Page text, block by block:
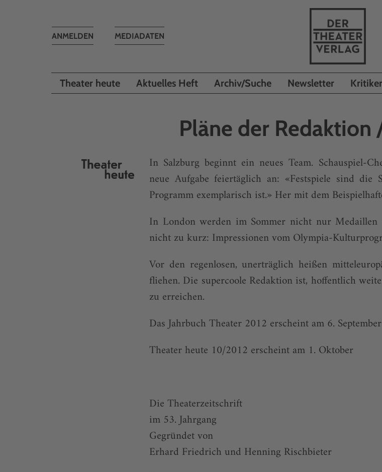
MEDIADATEN
Toggle
ANMELDEN
Theater heute Aktuelles Heft Archiv/Suche Newsletter
Pläne der Redaktion
In Salzburg beginnt ein neues Team. Schauspiel-
neue Aufgabe feiertäglich an: «Festspiele sind die
Programm exemplarisch ist.» Her mit dem
In London werden im Sommer nicht nur Medaillen
nicht zu kurz: Impressionen vom Olympia-
Vor den regenlosen, unerträglich heißen
fliehen. Die supercoole Redaktion ist, hoffentlich
zu erreichen.
Das Jahrbuch Theater 2012 erscheint am 6. September
Theater heute 10/2012 erscheint am 1. Oktober
Die Theaterzeitschrift
im 53. Jahrgang
Gegründet von
Erhard Friedrich und Henning Rischbieter